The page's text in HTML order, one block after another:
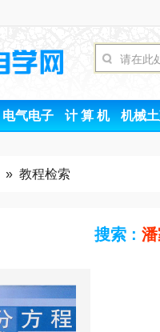
电气电子 计 算 机 机械
» 教程检索
搜索 :